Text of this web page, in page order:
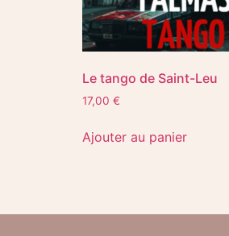
Le tango de Saint-Leu
17,00 €
Ajouter au panier